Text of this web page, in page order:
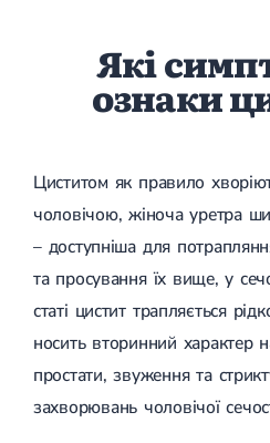
Синусова аритмія
Миготлива аритмія
Екстрасистолічна аритмія
Стенокардія
Кардіологія клімактеричного
Гіпертонія
Симптоматична артеріальна
Терапія
Лікування
Камені у
Панкреатит
Реактивний
Гострий
Хронічний
Які
ознаки
Циститом як правило
чоловічою, жіноча уретра
– доступніша для
та просування їх вище, у
статі цистит трапляється
носить вторинний характер
простати, звуження та
захворювань чоловічої